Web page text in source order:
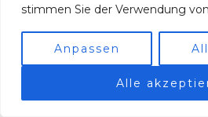
stimmen Sie der Verwendung
Anpassen
Alle
Lösungen, die
sämtlichen Anforderungen
Gleichgültig, ob es um die